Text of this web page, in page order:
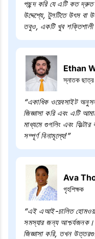
পছন্দ করি যে এটি কত
উদ্দেশ্যে, টুলটিতে উৎস
তবুও, একটি খুব শক্তিশালী
Ethan
স্নাতক ছাত্র
“একাধিক ওয়েবসাইট
জিজ্ঞাসা করি এবং এটি
মাধ্যমে গুগলিং এবং
সম্পূর্ণ বিনামূল্যে!”
Ava
গৃহশিক্ষক
“এই এআই-চালিত
সমস্যার জন্য আশ্চর্যজনক।
জিজ্ঞাসা করি, তখন